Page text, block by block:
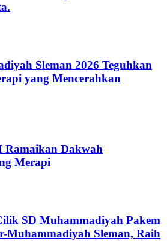
Sleman 2026 Teguhkan
yang Mencerahkan
Ramaikan Dakwah
Merapi
SD Muhammadiyah Pakem
Muhammadiyah Sleman, Raih